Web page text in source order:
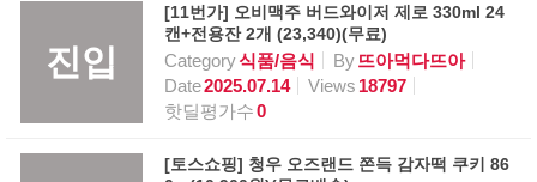
진입
[11번가] 오비맥주 버드와이저 제로 330ml 24
캔+전용잔 2개 (23,340)(무료)
Category식품/음식 By뜨아먹다뜨아
Date2025.07.14 Views 18797
핫딜평가수0
[토스쇼핑] 청우 오즈랜드 쫀득 감자떡 쿠키 86